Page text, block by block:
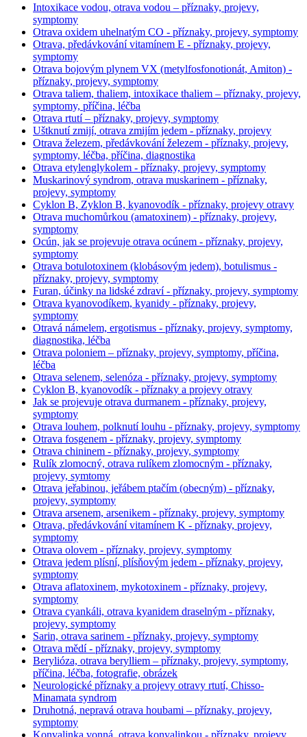
Intoxikace vodou, otrava vodou – příznaky, projevy,
symptomy
Otrava oxidem uhelnatým CO - příznaky, projevy, symptomy
Otrava, předávkování vitamínem E - příznaky, projevy,
symptomy
Otrava bojovým plynem VX (metylfosfonotionát, Amiton) -
příznaky, projevy, symptomy
Otrava taliem, thaliem, intoxikace thaliem – příznaky, projevy,
symptomy, příčina, léčba
Otrava rtutí – příznaky, projevy, symptomy
Uštknutí zmijí, otrava zmijím jedem - příznaky, projevy
Otrava železem, předávkování železem - příznaky, projevy,
symptomy, léčba, příčina, diagnostika
Otrava etylenglykolem - příznaky, projevy, symptomy
Muskarinový syndrom, otrava muskarinem - příznaky,
projevy, symptomy
Cyklon B, Zyklon B, kyanovodík - příznaky, projevy otravy
Otrava muchomůrkou (amatoxinem) - příznaky, projevy,
symptomy
Ocún, jak se projevuje otrava ocúnem - příznaky, projevy,
symptomy
Otrava botulotoxinem (klobásovým jedem), botulismus -
příznaky, projevy, symptomy
Furan, účinky na lidské zdraví - příznaky, projevy, symptomy
Otrava kyanovodíkem, kyanidy - příznaky, projevy,
symptomy
Otravá námelem, ergotismus - příznaky, projevy, symptomy,
diagnostika, léčba
Otrava poloniem – příznaky, projevy, symptomy, příčina,
léčba
Otrava selenem, selenóza - příznaky, projevy, symptomy
Cyklon B, kyanovodík - příznaky a projevy otravy
Jak se projevuje otrava durmanem - příznaky, projevy,
symptomy
Otrava louhem, polknutí louhu - příznaky, projevy, symptomy
Otrava fosgenem - příznaky, projevy, symptomy
Otrava chininem - příznaky, projevy, symptomy
Rulík zlomocný, otrava rulíkem zlomocným - příznaky,
projevy, symtomy
Otrava jeřabinou, jeřábem ptačím (obecným) - příznaky,
projevy, symptomy
Otrava arsenem, arsenikem - příznaky, projevy, symptomy
Otrava, předávkování vitamínem K - příznaky, projevy,
symptomy
Otrava olovem - příznaky, projevy, symptomy
Otrava jedem plísní, plísňovým jedem - příznaky, projevy,
symptomy
Otrava aflatoxinem, mykotoxinem - příznaky, projevy,
symptomy
Otrava cyankáli, otrava kyanidem draselným - příznaky,
projevy, symptomy
Sarin, otrava sarinem - příznaky, projevy, symptomy
Otrava mědí - příznaky, projevy, symptomy
Berylióza, otrava berylliem – příznaky, projevy, symptomy,
příčina, léčba, fotografie, obrázek
Neurologické příznaky a projevy otravy rtutí, Chisso-
Minamata syndrom
Druhotná, nepravá otrava houbami – příznaky, projevy,
symptomy
Konvalinka vonná, otrava konvalinkou - příznaky, projevy,